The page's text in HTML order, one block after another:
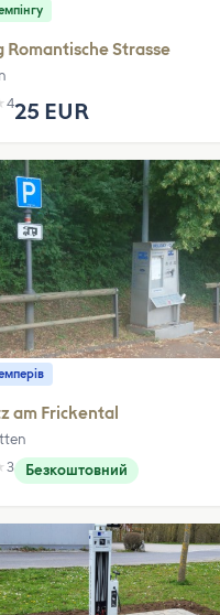
Romantische Strasse
425 EUR
am Frickental
3 Безкоштовний